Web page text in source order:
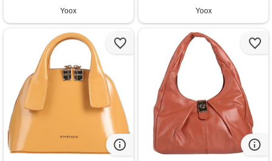
Yoox
Yoox